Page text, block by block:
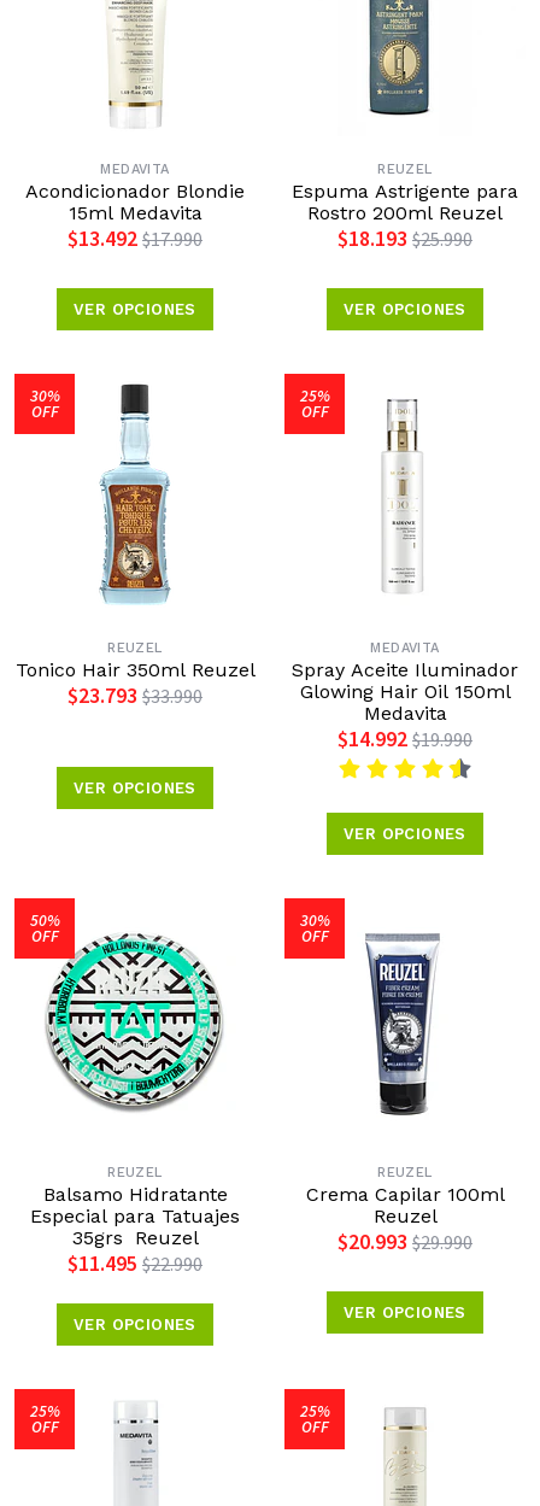
MEDAVITA
Acondicionador Blondie
15ml Medavita
$13.492 $17.990
VER OPCIONES
REUZEL
Espuma Astrigente para
Rostro 200ml Reuzel
$18.193 $25.990
VER OPCIONES
30%
OFF
REUZEL
Tonico Hair 350ml Reuzel
$23.793 $33.990
VER OPCIONES
25%
OFF
MEDAVITA
Spray Aceite Iluminador
Glowing Hair Oil 150ml
Medavita
$14.992 $19.990
VER OPCIONES
50%
OFF
REUZEL
Balsamo Hidratante
Especial para Tatuajes
35grs Reuzel
$11.495 $22.990
VER OPCIONES
30%
OFF
REUZEL
Crema Capilar 100ml
Reuzel
$20.993 $29.990
VER OPCIONES
25%
OFF
25%
OFF